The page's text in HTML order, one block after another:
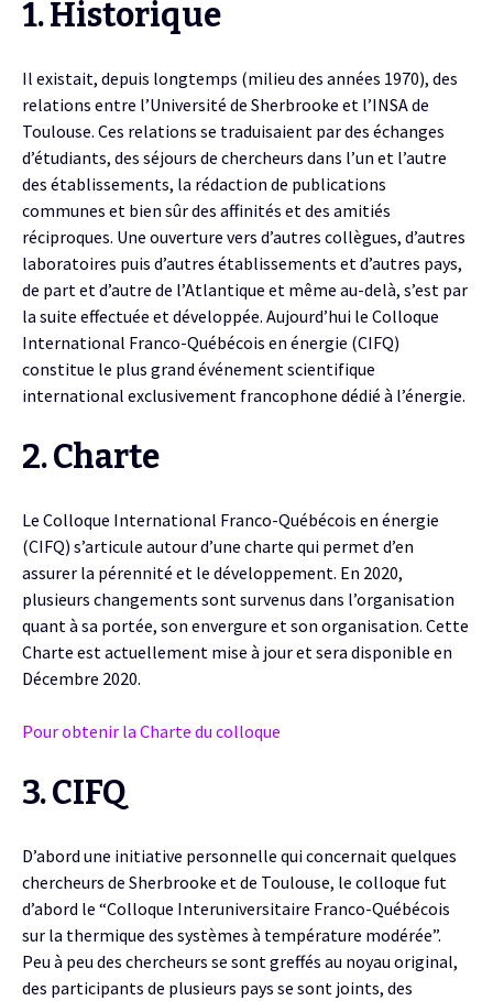
1. Historique
Il existait, depuis longtemps (milieu des années 1970), des
relations entre l’Université de Sherbrooke et l’INSA de
Toulouse. Ces relations se traduisaient par des échanges
d’étudiants, des séjours de chercheurs dans l’un et l’autre
des établissements, la rédaction de publications
communes et bien sûr des affinités et des amitiés
réciproques. Une ouverture vers d’autres collègues, d’autres
laboratoires puis d’autres établissements et d’autres pays,
de part et d’autre de l’Atlantique et même au-delà, s’est par
la suite effectuée et développée. Aujourd’hui le Colloque
International Franco-Québécois en énergie (CIFQ)
constitue le plus grand événement scientifique
international exclusivement francophone dédié à l’énergie.
2. Charte
Le Colloque International Franco-Québécois en énergie
(CIFQ) s’articule autour d’une charte qui permet d’en
assurer la pérennité et le développement. En 2020,
plusieurs changements sont survenus dans l’organisation
quant à sa portée, son envergure et son organisation. Cette
Charte est actuellement mise à jour et sera disponible en
Décembre 2020.
Pour obtenir la Charte du colloque
3. CIFQ
D’abord une initiative personnelle qui concernait quelques
chercheurs de Sherbrooke et de Toulouse, le colloque fut
d’abord le “Colloque Interuniversitaire Franco-Québécois
sur la thermique des systèmes à température modérée”.
Peu à peu des chercheurs se sont greffés au noyau original,
des participants de plusieurs pays se sont joints, des